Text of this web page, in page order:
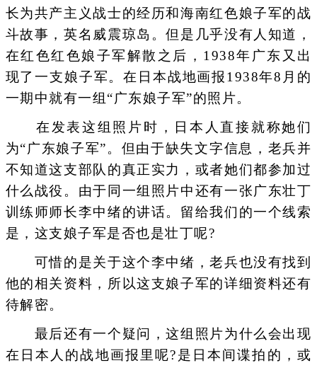
长为共产主义战士的经历和海南红色娘子军的战
斗故事，英名威震琼岛。但是几乎没有人知道，
在红色红色娘子军解散之后，1938年广东又出
现了一支娘子军。在日本战地画报1938年8月的
一期中就有一组“广东娘子军”的照片。
在发表这组照片时，日本人直接就称她们
为“广东娘子军”。但由于缺失文字信息，老兵并
不知道这支部队的真正实力，或者她们都参加过
什么战役。由于同一组照片中还有一张广东壮丁
训练师师长李中绪的讲话。留给我们的一个线索
是，这支娘子军是否也是壮丁呢?
可惜的是关于这个李中绪，老兵也没有找到
他的相关资料，所以这支娘子军的详细资料还有
待解密。
最后还有一个疑问，这组照片为什么会出现
在日本人的战地画报里呢?是日本间谍拍的，或